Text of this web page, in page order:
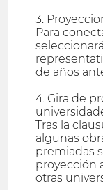
3.
Para
de años
4. Gira de
Tras la
algunas
premiadas
proyección
otras